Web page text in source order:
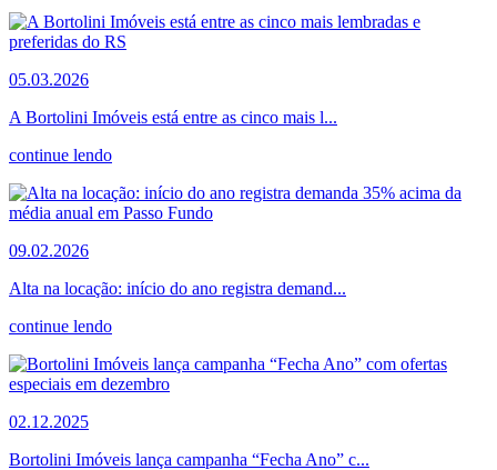
05.03.2026
A Bortolini Imóveis está entre as cinco mais l...
continue lendo
09.02.2026
Alta na locação: início do ano registra demand...
continue lendo
02.12.2025
Bortolini Imóveis lança campanha “Fecha Ano” c...